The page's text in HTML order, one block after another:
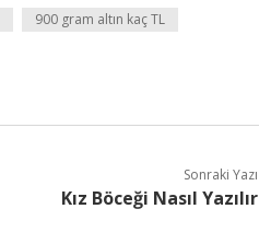
900 gram altın kaç TL
Sonraki Yazı
Kız Böceği Nasıl Yazılır